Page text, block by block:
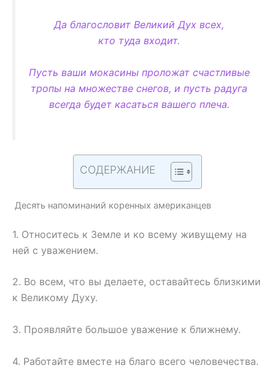
Да благословит Великий Дух всех,
кто туда входит.
Пусть ваши мокасины проложат счастливые
тропы на множестве снегов, и пусть радуга
всегда будет касаться вашего плеча.
СОДЕРЖАНИЕ
Десять напоминаний коренных американцев
1. Относитесь к Земле и ко всему живущему на
ней с уважением.
2. Во всем, что вы делаете, оставайтесь близкими
к Великому Духу.
3. Проявляйте большое уважение к ближнему.
4. Работайте вместе на благо всего человечества.